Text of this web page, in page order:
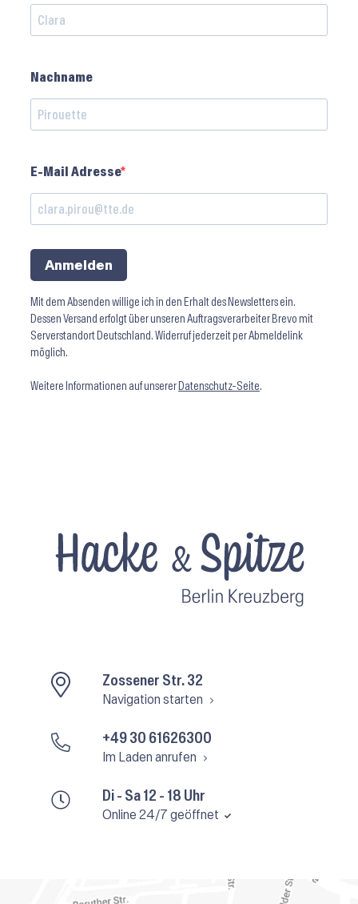
Nachname
E-Mail Adresse
Anmelden
Mit dem Absenden willige ich in den Erhalt des Newsletters ein.
Dessen Versand erfolgt über unseren Auftragsverarbeiter Brevo mit
Serverstandort Deutschland. Widerruf jederzeit per Abmeldelink
möglich.
Weitere Informationen auf unserer Datenschutz-Seite.
Di - Sa 12 - 18 Uhr
Online 24/7 geöffnet
Zossener Str. 32
Navigation starten
+49 30 61626300
Im Laden anrufen